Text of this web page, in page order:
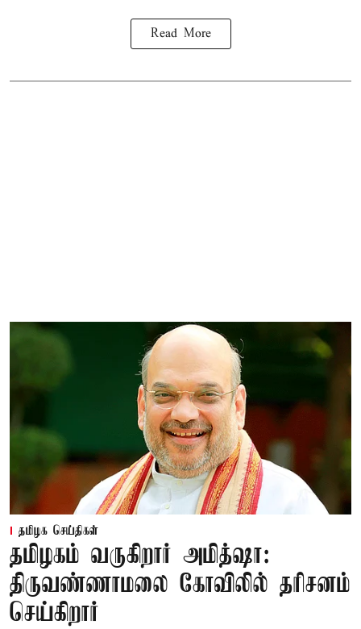
Read More
தமிழக செய்திகள்
தமிழகம் வருகிறார் அமித்ஷா:
திருவண்ணாமலை கோவிலில் தரிசனம்
செய்கிறார்